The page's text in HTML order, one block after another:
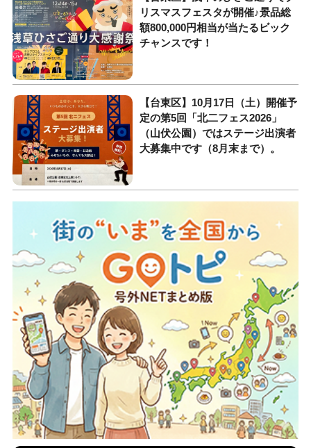
リスマスフェスタが開催♪景品総
額800,000円相当が当たるビック
チャンスです！
【台東区】10月17日（土）開催予
定の第5回「北二フェス2026」
（山伏公園）ではステージ出演者
大募集中です（8月末まで）。